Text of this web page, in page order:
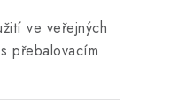
ve veřejných
přebalovacím